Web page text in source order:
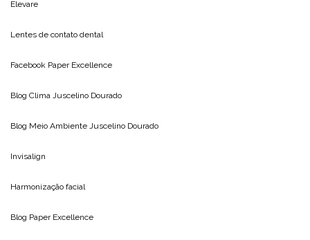
Elevare
Lentes de contato dental
Facebook Paper Excellence
Blog Clima Juscelino Dourado
Blog Meio Ambiente Juscelino Dourado
Invisalign
Harmonização facial
Blog Paper Excellence